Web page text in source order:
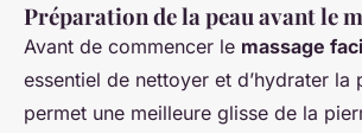
Préparation de la peau avant le
Avant de commencer le massage
essentiel de nettoyer et d’hydrater la
permet une meilleure glisse de la